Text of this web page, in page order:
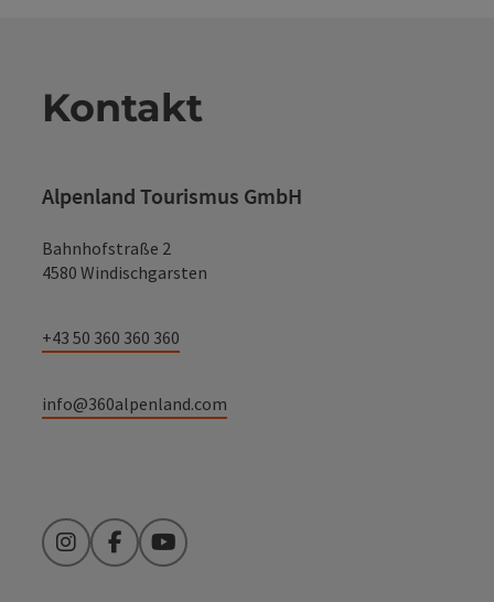
Kontakt
Alpenland Tourismus GmbH
Bahnhofstraße 2
4580 Windischgarsten
+43 50 360 360 360
info@360alpenland.com
InstagramFacebookYouTube